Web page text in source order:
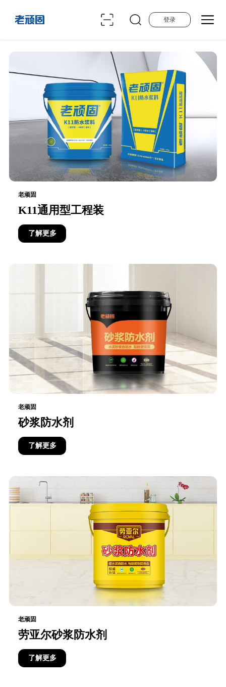
登录
老顽固
K11通用型工程装
了解更多
老顽固
砂浆防水剂
了解更多
老顽固
劳亚尔砂浆防水剂
了解更多